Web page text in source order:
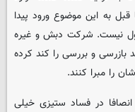
به این موضوع ورود پیدا
نیست. شرکت دبش و غیره
بازرسی و بررسی را کند کرده
را مبرا کنند.
در فساد ستیزی خیلی